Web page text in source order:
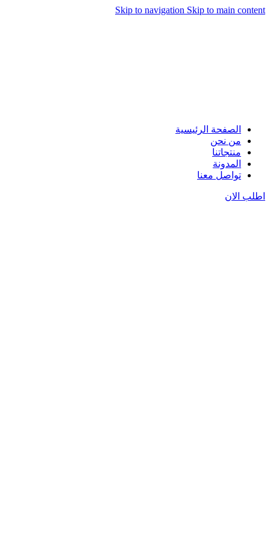
Skip to navigation Skip to main content
الصفحة الرئيسية
من نحن
منتجاتنا
المدونة
تواصل معنا
اطلب الان